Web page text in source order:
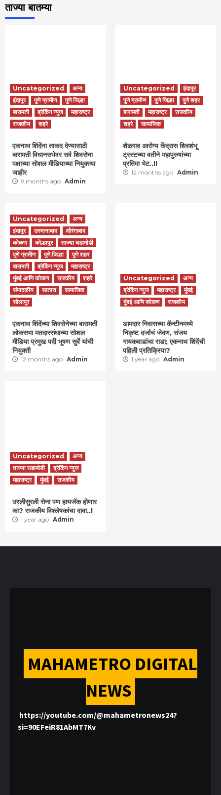
ताज्या बातम्या
Uncategorized
अन्य
इंदापूर
पुणे ग्रामीण
पुणे जिल्हा
बारामती
ब्रेकिंग न्युज
महाराष्ट्र
राजकीय
शहरे
एकनाथ शिंदेंना ताकद देण्यासाठी
बारामती विधानसभेवर सर्व शिवसेना
पक्षाच्या सोशल मीडियाच्या नियुक्त्या
जाहीर
9 months ago Admin
Uncategorized
इंदापूर
पुणे ग्रामीण
पुणे जिल्हा
पुणे शहर
बारामती
महाराष्ट्र
राजकीय
शहरे
सामाजिक
शेळगाव आरोग्य केंद्रास शिवशंभू
ट्रस्टच्या वतीने महापुरुषांच्या
प्रतिमा भेट..!!
12 months ago Admin
Uncategorized
अन्य
इंदापूर
उस्मानाबाद
औरंगाबाद
कोकण
कोल्हापूर
ताज्या घडामोडी
पुणे ग्रामीण
पुणे जिल्हा
पुणे शहर
बारामती
ब्रेकिंग न्युज
महाराष्ट्र
मुंबई आणि कोकण
राजकीय
शहरे
संपादकीय
सातारा
सामाजिक
सोलापूर
एकनाथ शिंदेंच्या शिवसेनेच्या बारामती
लोकसभा मतदारसंघाच्या सोशल
मीडिया प्रमुख पदी भूषण सुर्वे यांची
नियुक्ती
12 months ago Admin
Uncategorized
अन्य
ब्रेकिंग न्युज
महाराष्ट्र
मुंबई
मुंबई आणि कोकण
राजकीय
आमदार निवासच्या कॅन्टीनमध्ये
निकृष्ट दर्जाचं जेवण, संजय
गायकवाडांचा राडा; एकनाथ शिंदेंची
पहिली प्रतिक्रिया?
1 year ago Admin
Uncategorized
अन्य
ताज्या घडामोडी
ब्रेकिंग न्युज
महाराष्ट्र
मुंबई राजकीय
उरलीसुरली सेना पण हायजॅक होणार
का? राजकीय विश्लेषकांचा दावा..!
1 year ago Admin
MAHAMETRO DIGITAL
NEWS
https://youtube.com/@mahametronews24?
si=90EFeiR81AbMT7Kv